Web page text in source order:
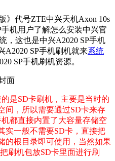
》代号ZTE中兴天机Axon 10s
机用户了解怎么安装中兴官
，这也是中兴A2020 SP手机
A2020 SP手机刷机就来系统
SP手机刷机资源。
是SD卡刷机，主要是当时的
间，所以需要通过SD卡来存
都直接内置了大容量存储空
实一般不需要SD卡，直接把
的根目录即可使用，当然如果
刷机包放SD卡里面进行刷